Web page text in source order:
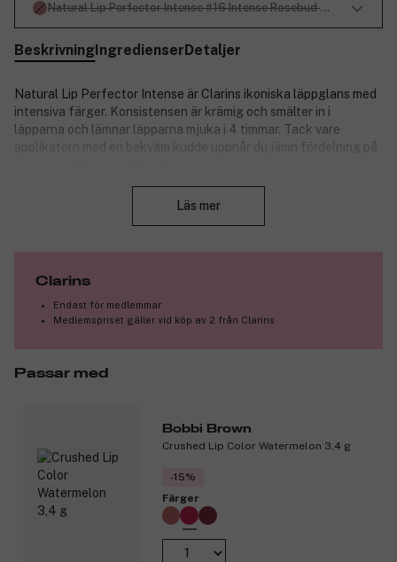
Natural Lip Perfector Intense #16 Intense Rosebud 10g
BeskrivningIngredienserDetaljer
Natural Lip Perfector Intense är Clarins ikoniska läppglans med
intensiva färger. Konsistensen är krämig och smälter in i
läpparna och lämnar läpparna mjuka i 4 timmar. Tack vare
applikatorn med en bekväm kudde uppnår du jämn fördelning på
Läs mer
Clarins
Endast för medlemmar
Medlemspriset gäller vid köp av 2 från Clarins
Passar med
Bobbi Brown
Crushed Lip Color Watermelon 3,4 g
-15%
Färger